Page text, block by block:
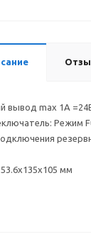
вывод max 1А
Режим
мм